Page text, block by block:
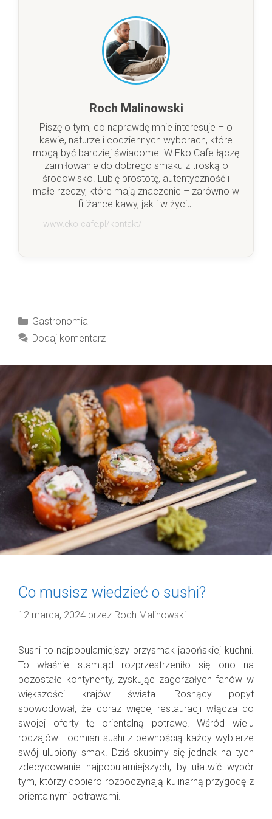
Roch Malinowski
Piszę o tym, co naprawdę mnie interesuje – o
kawie, naturze i codziennych wyborach, które
mogą być bardziej świadome. W Eko Cafe łączę
zamiłowanie do dobrego smaku z troską o
środowisko. Lubię prostotę, autentyczność i
małe rzeczy, które mają znaczenie – zarówno w
filiżance kawy, jak i w życiu.
www.eko-cafe.pl/kontakt/
Kategorie
Gastronomia
Dodaj komentarz
Co musisz wiedzieć o sushi?
12 marca, 2024 przez Roch Malinowski
Sushi to najpopularniejszy przysmak japońskiej kuchni.
To właśnie stamtąd rozprzestrzeniło się ono na
pozostałe kontynenty, zyskując zagorzałych fanów w
większości krajów świata. Rosnący popyt
spowodował, że coraz więcej restauracji włącza do
swojej oferty tę orientalną potrawę. Wśród wielu
rodzajów i odmian sushi z pewnością każdy wybierze
swój ulubiony smak. Dziś skupimy się jednak na tych
zdecydowanie najpopularniejszych, by ułatwić wybór
tym, którzy dopiero rozpoczynają kulinarną przygodę z
orientalnymi potrawami.